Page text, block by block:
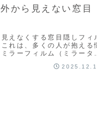
から見えない窓目
えなくする窓目隠しフィ
れは、多くの人が抱える
ラーフィルム（ミラータ